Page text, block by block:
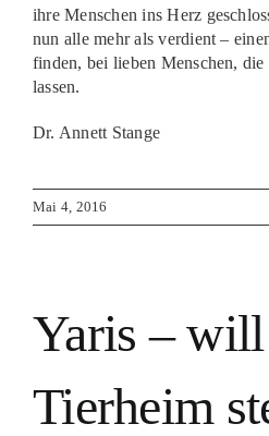
ihre Menschen ins Herz
nun alle mehr als verdient –
finden, bei lieben Menschen,
lassen.
Dr. Annett Stange
Mai 4, 2016
Yaris –
Tierheim